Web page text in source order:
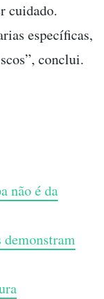
cuidado.
específicas,
conclui.
não é da
demonstram